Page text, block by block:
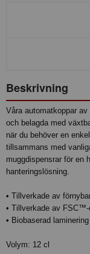
Beskrivning
Våra automatkoppar
och belagda med
när du behöver en
tillsammans med
muggdispensrar för en
hanteringslösning.
• Tillverkade av
• Tillverkade av FSC™-
• Biobaserad laminering
Volym: 12 cl